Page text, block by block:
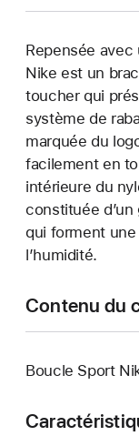
Repensée avec
Nike est un
toucher qui
système de
marquée du
facilement en
intérieure du
constituée
qui forment
l’humidité.
Contenu du
Boucle Sport